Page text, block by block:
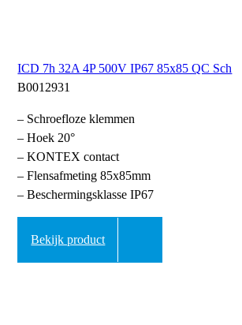
ICD 7h 32A 4P 500V IP67 85x85 QC Sch
B0012931
– Schroefloze klemmen
– Hoek 20°
– KONTEX contact
– Flensafmeting 85x85mm
– Beschermingsklasse IP67
Bekijk product